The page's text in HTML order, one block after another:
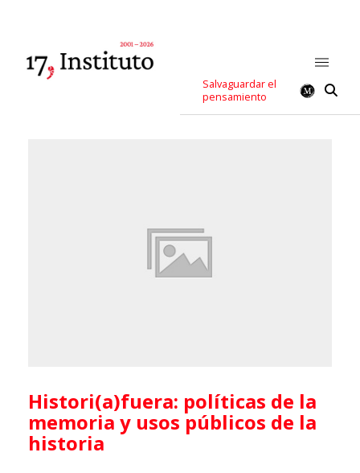
Salvaguardar el
pensamiento
Histori(a)fuera: políticas de la
memoria y usos públicos de la
historia